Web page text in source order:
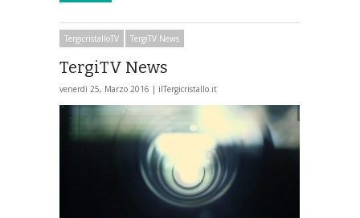
TergicristalloTV TergiTV News
TergiTV News
venerdì 25, Marzo 2016 | ilTergicristallo.it